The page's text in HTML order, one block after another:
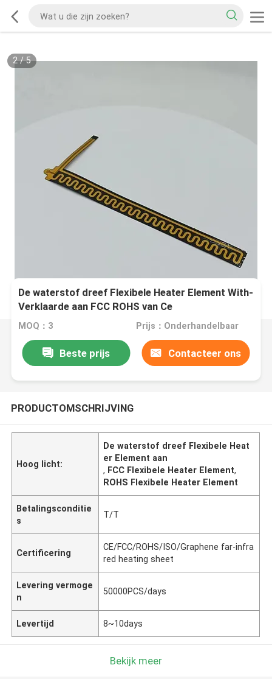
2/5
De waterstof dreef Flexibele Heater Element With-
Verklaarde aan FCC ROHS van Ce
MOQ：3 Prijs：Onderhandelbaar
Beste prijs Contacteer ons
PRODUCTOMSCHRIJVING
Hoog licht:
De waterstof dreef Flexibele Heat
er Element aan
, FCC Flexibele Heater Element,
ROHS Flexibele Heater Element
Betalingsconditie
s
T/T
Certificering
CE/FCC/ROHS/ISO/Graphene far-infra
red heating sheet
Levering vermoge
n
50000PCS/days
Levertijd 8~10days
Bekijk meer